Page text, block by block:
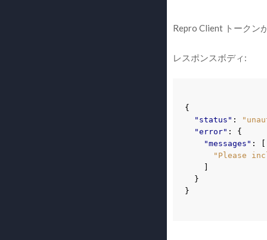
Repro Client トークン
レスポンスボディ:
{
"status" :
"error" :
{
"messages" :
"Please
}
}